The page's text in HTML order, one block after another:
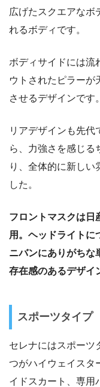
広げたスクエアなボ
れるボディです。
ボディサイドには流
ウトされたピラーが
させるデザインです。
リアデザインも先代
ら、力強さを感じる
り、全体的に新しい
した。
フロントマスクは日
用。ヘッドライトに
ニバンにありがちな
存在感のあるデザイ
スポーツタイプ
セレナにはスポーツ
つがハイウェイスタ
イドスカート、専用